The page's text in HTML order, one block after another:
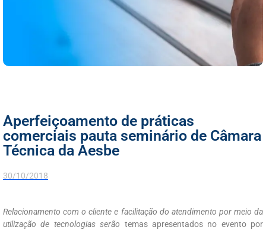
Aperfeiçoamento de práticas
comerciais pauta seminário de Câmara
Técnica da Aesbe
30/10/2018
Relacionamento com o cliente e facilitação do atendimento por meio da
utilização de tecnologias serão temas apresentados no evento por